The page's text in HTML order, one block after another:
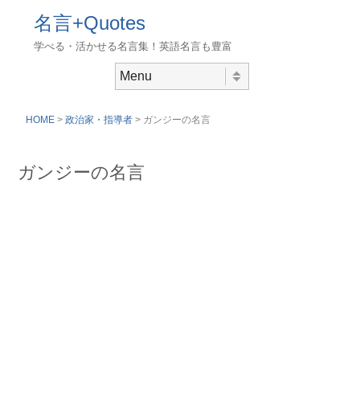
名言+Quotes
学べる・活かせる名言集！英語名言も豊富
HOME > 政治家・指導者 > ガンジーの名言
ガンジーの名言